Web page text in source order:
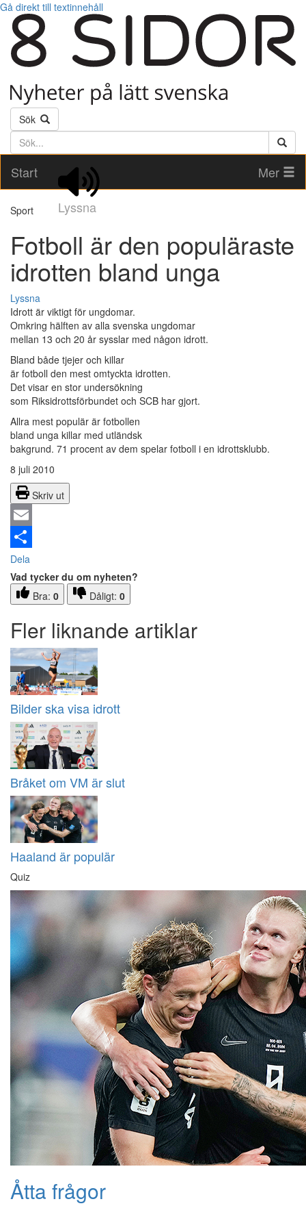
Gå direkt till textinnehåll
Sök
Söktext
Start
Lyssna
Mer
Sport
Fotboll är den populäraste
idrotten bland unga
Lyssna
Idrott är viktigt för ungdomar.
Omkring hälften av alla svenska ungdomar
mellan 13 och 20 år sysslar med någon idrott.
Bland både tjejer och killar
är fotboll den mest omtyckta idrotten.
Det visar en stor undersökning
som Riksidrottsförbundet och SCB har gjort.
Allra mest populär är fotbollen
bland unga killar med utländsk
bakgrund. 71 procent av dem spelar fotboll i en idrottsklubb.
8 juli 2010
Skriv ut
Email
Dela
Vad tycker du om nyheten?
Bra: 0 Dåligt: 0
Fler liknande artiklar
Bilder ska visa idrott
Bråket om VM är slut
Haaland är populär
Quiz
Åtta frågor